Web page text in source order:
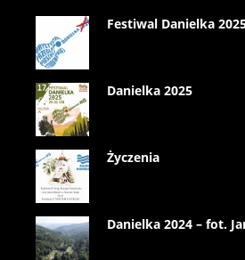
Festiwal Danielka
Danielka 2025
Życzenia
Danielka 2024 – fot.